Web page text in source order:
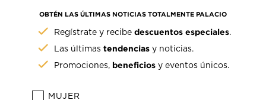
OBTÉN LAS ÚLTIMAS NOTICIAS TOTALMENTE PALACIO
Regístrate y recibedescuentos especiales.
Las últimastendencias y noticias.
Promociones, beneficios y eventos únicos.
MUJER